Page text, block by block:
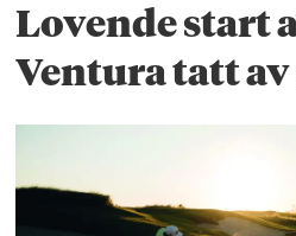
Lovende start
Ventura tatt